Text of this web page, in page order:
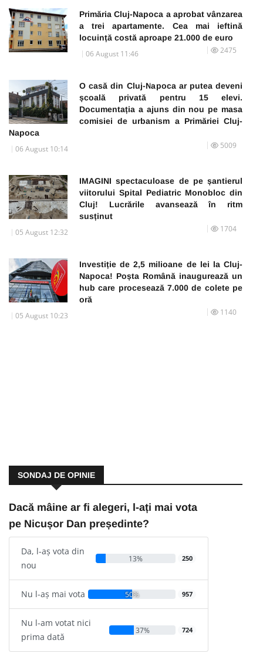
Primăria Cluj-Napoca a aprobat vânzarea
a trei apartamente. Cea mai ieftină
locuință costă aproape 21.000 de euro
06 August 11:46 2475
O casă din Cluj-Napoca ar putea deveni
școală privată pentru 15 elevi.
Documentația a ajuns din nou pe masa
comisiei de urbanism a Primăriei Cluj-
Napoca
06 August 10:14 5009
IMAGINI spectaculoase de pe șantierul
viitorului Spital Pediatric Monobloc din
Cluj! Lucrările avansează în ritm
susținut
05 August 12:32 1704
Investiție de 2,5 milioane de lei la Cluj-
Napoca! Poșta Română inaugurează un
hub care procesează 7.000 de colete pe
oră
05 August 10:23 1140
SONDAJ DE OPINIE
Dacă mâine ar fi alegeri, l-ați mai vota
pe Nicușor Dan președinte?
Da, l-aș vota din
nou
13% 250
Nu l-aș mai vota 50% 957
Nu l-am votat nici
prima dată
37% 724